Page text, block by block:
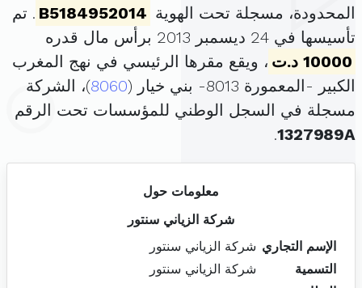
المحدودة، مسجلة تحت الهوية B5184952014 . تم
تأسيسها في 24 ديسمبر 2013 برأس مال قدره
10000 د.ت
، ويقع مقرها الرئيسي في نهج المغرب
الكبير -المعمورة 8013- بني خيار (
8060)، الشركة
مسجلة في السجل الوطني للمؤسسات تحت الرقم
1327989A
.
معلومات حول
شركة الزياني سنتور
الإسم التجاري شركة الزياني سنتور
التسمية
شركة الزياني سنتور